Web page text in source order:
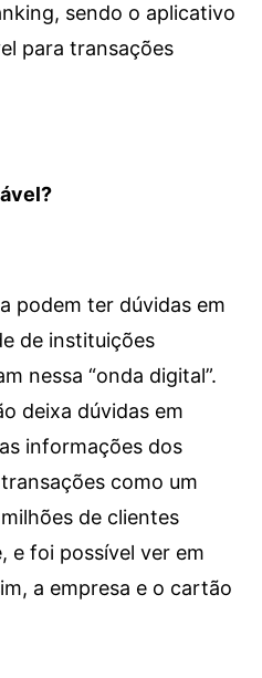
sendo o aplicativo
para transações
podem ter dúvidas em
de instituições
nessa “onda digital”.
deixa dúvidas em
informações dos
como um
de clientes
e foi possível ver em
a empresa e o cartão